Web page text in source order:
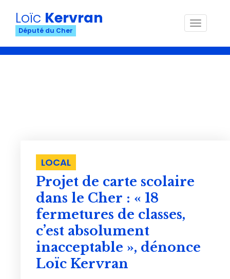
Menu
Loïc Kervran
Député du Cher
LOCAL
Projet de carte scolaire
dans le Cher : « 18
fermetures de classes,
c’est absolument
inacceptable », dénonce
Loïc Kervran